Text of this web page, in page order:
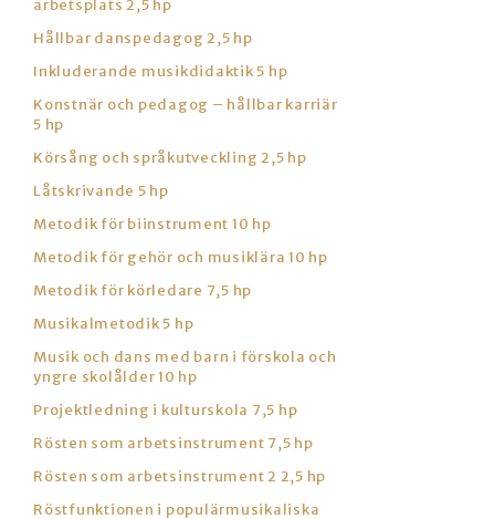
arbetsplats 2,5 hp
Hållbar danspedagog 2,5 hp
Inkluderande musikdidaktik 5 hp
Konstnär och pedagog – hållbar karriär
5 hp
Körsång och språkutveckling 2,5 hp
Låtskrivande 5 hp
Metodik för biinstrument 10 hp
Metodik för gehör och musiklära 10 hp
Metodik för körledare 7,5 hp
Musikalmetodik 5 hp
Musik och dans med barn i förskola och
yngre skolålder 10 hp
Projektledning i kulturskola 7,5 hp
Rösten som arbetsinstrument 7,5 hp
Rösten som arbetsinstrument 2 2,5 hp
Röstfunktionen i populärmusikaliska